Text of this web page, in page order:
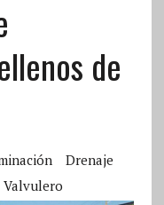
de
Drenaje
Valvulero